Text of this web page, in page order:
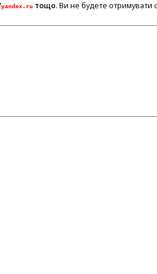
yandex.ru тощо. Ви не будете отримувати